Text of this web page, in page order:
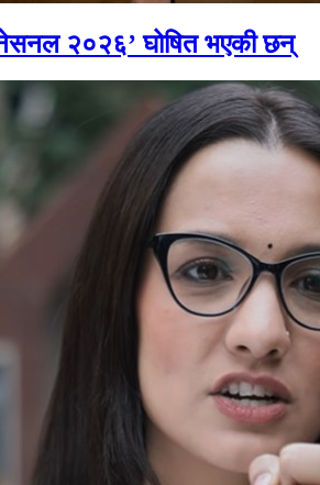
२०२६’ घोषित भएकी छन्